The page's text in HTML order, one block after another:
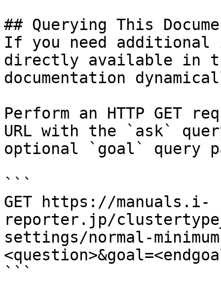
## Querying This
If you need
directly available in
documentation
Perform an HTTP GET
URL with the `ask`
optional `goal` query
```
GET https://manuals.i-
reporter.jp/
settings/normal-
```